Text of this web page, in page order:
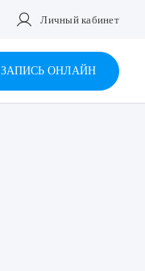
Личный кабинет
ЗАПИСЬ ОНЛАЙН